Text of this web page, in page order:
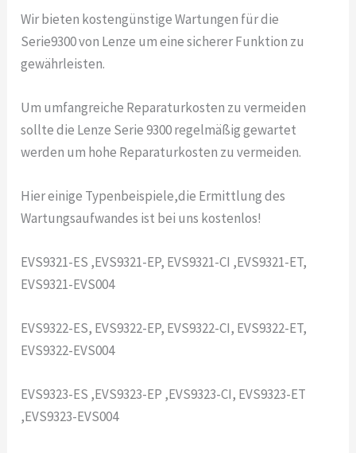
Wir bieten kostengünstige Wartungen für die
Serie9300 von Lenze um eine sicherer Funktion zu
gewährleisten.
Um umfangreiche Reparaturkosten zu vermeiden
sollte die Lenze Serie 9300 regelmäßig gewartet
werden um hohe Reparaturkosten zu vermeiden.
Hier einige Typenbeispiele,die Ermittlung des
Wartungsaufwandes ist bei uns kostenlos!
EVS9321-ES ,EVS9321-EP, EVS9321-CI ,EVS9321-ET,
EVS9321-EVS004
EVS9322-ES, EVS9322-EP, EVS9322-CI, EVS9322-ET,
EVS9322-EVS004
EVS9323-ES ,EVS9323-EP ,EVS9323-CI, EVS9323-ET
,EVS9323-EVS004